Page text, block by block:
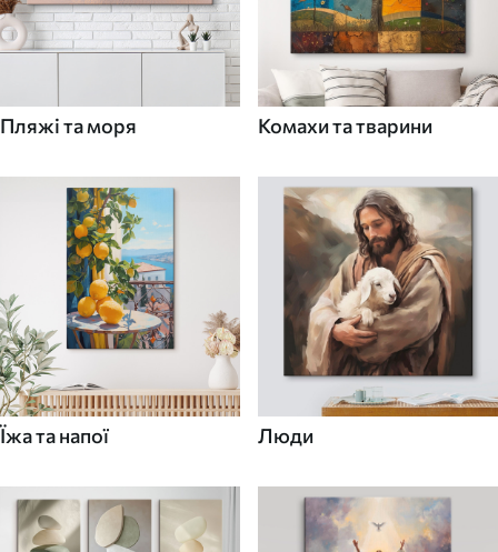
Пляжі та моря Комахи та тварини
Їжа та напої Люди